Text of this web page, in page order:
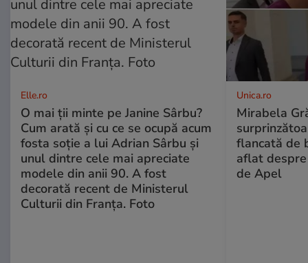
Elle.ro
O mai ții minte pe Janine Sârbu?
Cum arată și cu ce se ocupă acum
fosta soție a lui Adrian Sârbu și
unul dintre cele mai apreciate
modele din anii 90. A fost
decorată recent de Ministerul
Culturii din Franța. Foto
Unica.ro
Mirabela
flancată de
aflat
de Apel